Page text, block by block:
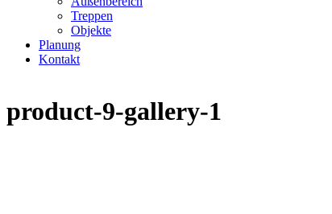
Treppen
Objekte
Planung
Kontakt
product-9-gallery-1